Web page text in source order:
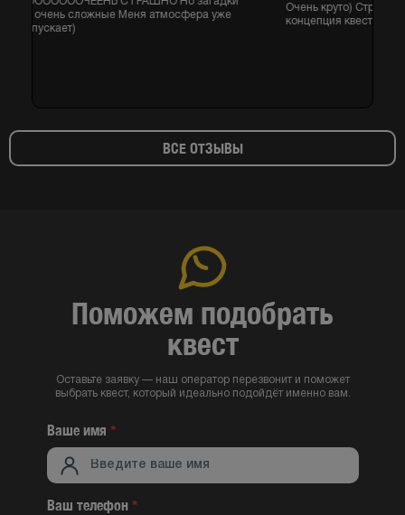
Очень круто) Страх, антуражность, неожиданные моменты,
концепция квеста очень понравились!
ВСЕ ОТЗЫВЫ
Поможем подобрать
квест
Оставьте заявку — наш оператор перезвонит и поможет
выбрать квест, который идеально подойдёт именно вам.
Ваше имя *
Ваш телефон*